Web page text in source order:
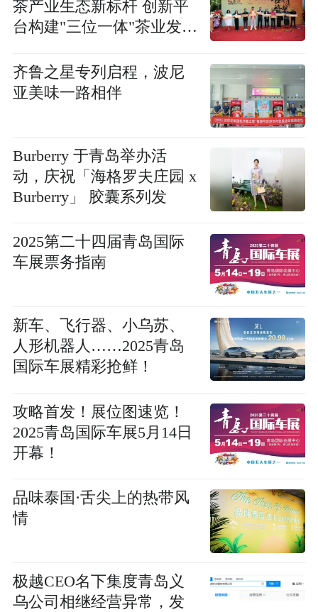
茶产业生态新标杆 创新平
台构建"三位一体"茶业发展
齐鲁之星专列启程，波尼
亚美味一路相伴
Burberry 于青岛举办活
动，庆祝「海格罗夫庄园 x
Burberry」 胶囊系列发
2025第二十四届青岛国际
车展票务指南
新车、飞行器、小乌苏、
人形机器人……2025青岛
国际车展精彩抢鲜！
攻略首发！展位图速览！
2025青岛国际车展5月14日
开幕！
品味泰国·舌尖上的热带风
情
极越CEO名下集度青岛义
乌公司相继经营异常，发